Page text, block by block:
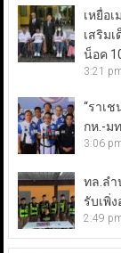
เหยื่อ
เสริม
น็อค
3:21
“ราเ
กห.-ม
3:06
ทล.ลำ
รับเพิ่
2:49